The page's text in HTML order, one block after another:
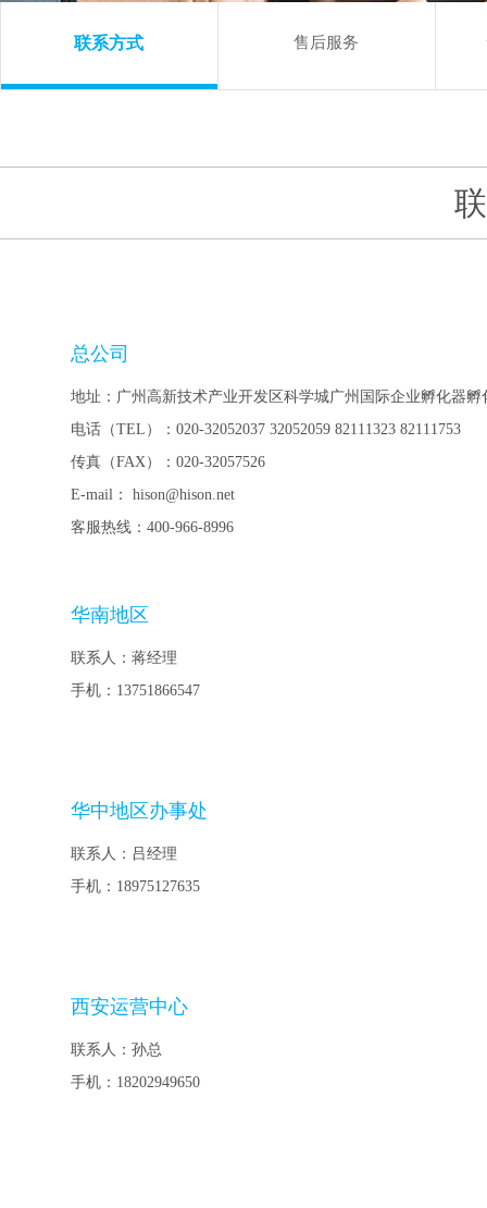
联系方式 售后服务
总公司
地址：广州高新技术产业开发区科学城广州国际企业孵化器孵
电话（TEL）：020-32052037 32052059 82111323 82111753
传真（FAX）：020-32057526
E-mail： hison@hison.net
客服热线：400-966-8996
华南地区
联系人：蒋经理
手机：13751866547
华中地区办事处
联系人：吕经理
手机：18975127635
西安运营中心
联系人：孙总
手机： 18202949650